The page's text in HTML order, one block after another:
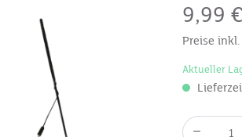
9,99
Preise
Aktueller